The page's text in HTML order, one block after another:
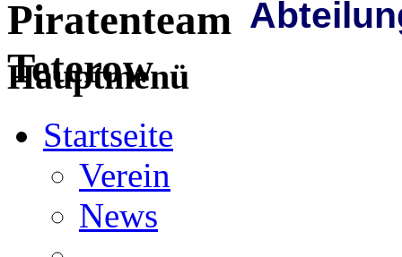
Hauptmenü
Startseite
Verein
News